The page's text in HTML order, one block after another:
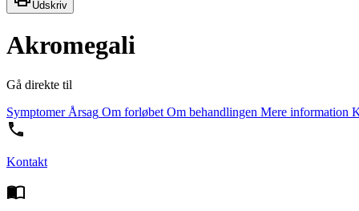
Udskriv
Akromegali
Gå direkte til
SymptomerÅrsag Om forløbet Om behandlingen Mere information
Kontakt